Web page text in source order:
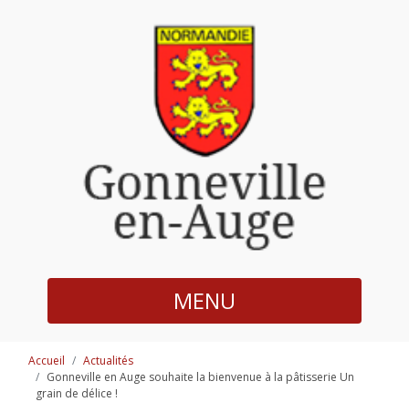
MENU
Accueil
Actualités
Gonneville en Auge souhaite la bienvenue à la pâtisserie Un
grain de délice !